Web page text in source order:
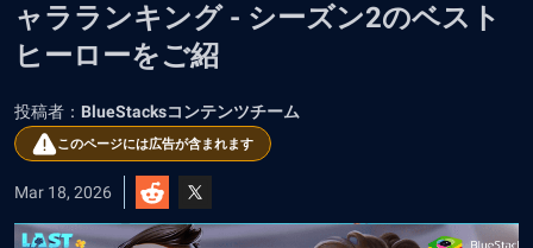
ャラランキング - シーズン2のベスト
ヒーローをご紹
投稿者： BlueStacksコンテンツチーム
このページには広告が含まれます
Mar 18, 2026